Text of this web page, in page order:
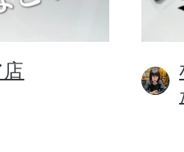
食品／サプ